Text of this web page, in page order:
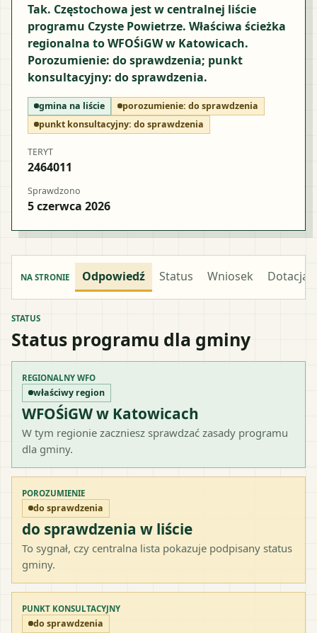
Tak. Częstochowa jest w centralnej liście
programu Czyste Powietrze. Właściwa ścieżka
regionalna to WFOŚiGW w Katowicach.
Porozumienie: do sprawdzenia; punkt
konsultacyjny: do sprawdzenia.
gmina na liście porozumienie: do sprawdzenia
punkt konsultacyjny: do sprawdzenia
TERYT
2464011
Sprawdzono
5 czerwca 2026
NA STRONIE Odpowiedź Status Wniosek Dotacja
STATUS
Status programu dla gminy
REGIONALNY WFO
właściwy region
WFOŚiGW w Katowicach
W tym regionie zaczniesz sprawdzać zasady programu
dla gminy.
POROZUMIENIE
do sprawdzenia
do sprawdzenia w liście
To sygnał, czy centralna lista pokazuje podpisany status
gminy.
PUNKT KONSULTACYJNY
do sprawdzenia